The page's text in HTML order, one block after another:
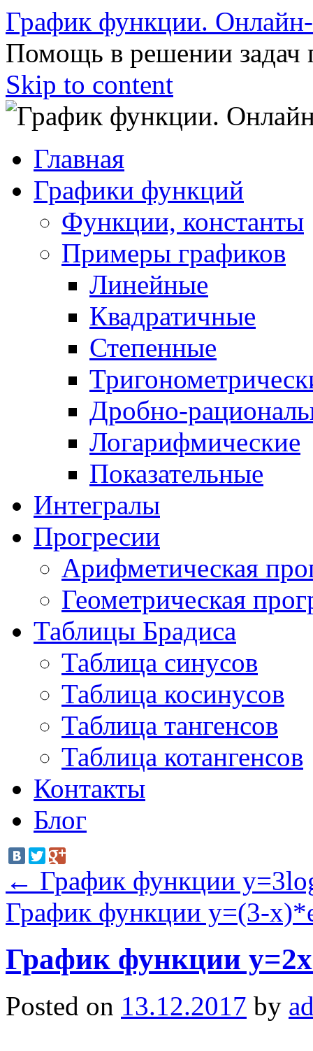
График функции.
Помощь в решении задач
Skip to content
Главная
Графики функций
Функции, константы
Примеры графиков
Линейные
Квадратичные
Степенные
Дробно-
Логарифмические
Показательные
Интегралы
Прогресии
Арифметическая
Геометрическая
Таблицы Брадиса
Таблица синусов
Таблица косинусов
Таблица тангенсов
Таблица котангенсов
Контакты
Блог
← График функции
График функции y=(3-
График функции
Posted on 13.12.2017 by